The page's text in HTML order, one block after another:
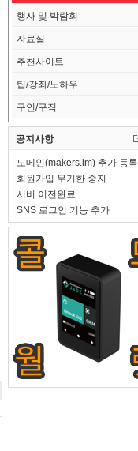
행사 및 박람회
자료실
추천사이트
팁/강좌/노하우
구인/구직
공지사항
도메인(makers.im) 추가 등록
회원가입 무기한 중지
서버 이전완료
SNS 로그인 기능 추가